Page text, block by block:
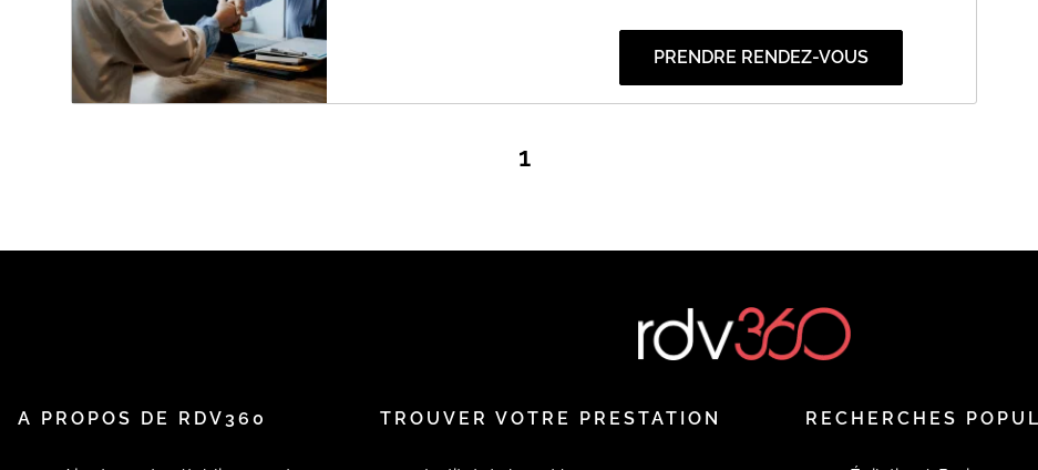
PRENDRE RENDEZ-VOUS
1
A PROPOS DE RDV360 TROUVER VOTRE PRESTATION RECHERCHES